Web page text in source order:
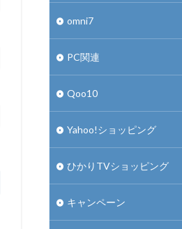
omni7
PC関連
Qoo10
Yahoo!ショッピング
ひかりTVショッピング
キャンペーン